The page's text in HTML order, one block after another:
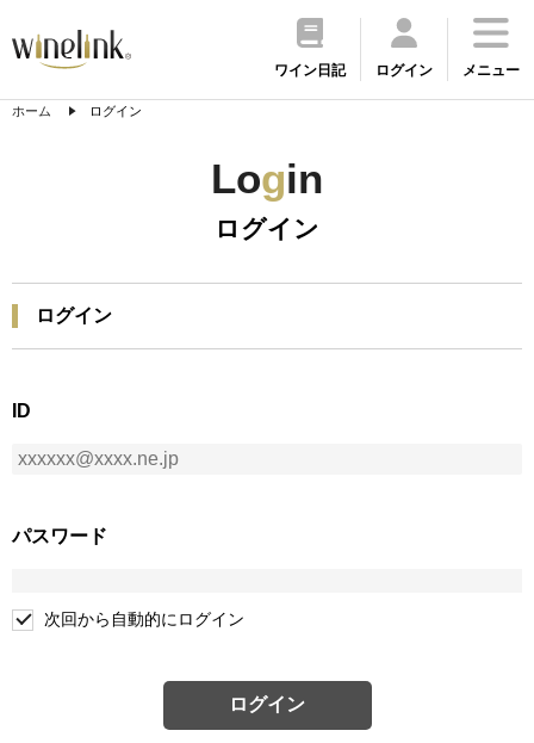
ワイン日記 ログイン メニュー
ホーム ログイン
Login
ログイン
ログイン
ID
パスワード
次回から自動的にログイン
ログイン